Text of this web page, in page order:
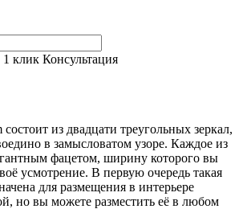
1 клик Консультация
из двадцати треугольных зеркал,
в замысловатом узоре. Каждое из
фацетом, ширину которого вы
усмотрение. В первую очередь такая
для размещения в интерьере
но вы можете разместить её в любом